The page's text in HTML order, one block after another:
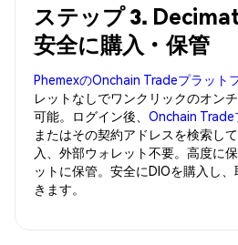
ステップ 3.
安全に購入・保管
PhemexのOnchain Tradeプラット
レットなしでワンクリックのオン
可能。ログイン後、 Onchain Trade
またはその契約アドレスを検索し
入、外部ウォレット不要。高度に
ットに保管。安全にDIOを購入し
きます。